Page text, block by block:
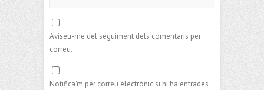
Aviseu-me del seguiment dels comentaris per
correu.
Notifica'm per correu electrònic si hi ha entrades